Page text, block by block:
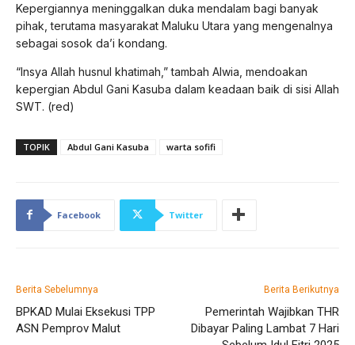
Kepergiannya meninggalkan duka mendalam bagi banyak
pihak, terutama masyarakat Maluku Utara yang mengenalnya
sebagai sosok da’i kondang.
“Insya Allah husnul khatimah,” tambah Alwia, mendoakan
kepergian Abdul Gani Kasuba dalam keadaan baik di sisi Allah
SWT. (red)
TOPIK Abdul Gani Kasuba warta sofifi
Facebook Twitter
Berita Sebelumnya
BPKAD Mulai Eksekusi TPP
ASN Pemprov Malut
Berita Berikutnya
Pemerintah Wajibkan THR
Dibayar Paling Lambat 7 Hari